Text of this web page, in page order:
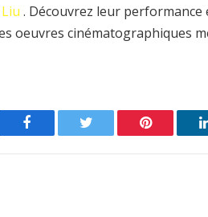
. Découvrez leur performance
oeuvres cinématographiques
Facebook Twitter Pinterest